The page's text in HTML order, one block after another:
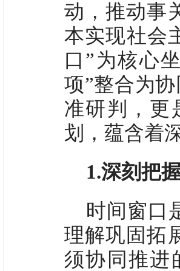
动，推动事
本实现社会
口”为核心
项”整合为
准研判，更
划，蕴含着
1.深刻把
时间窗口
理解巩固拓
须协同推进